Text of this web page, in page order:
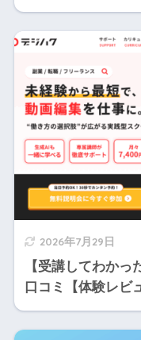
2026年7月29日
【受講してわかっ
口コミ【体験レビ